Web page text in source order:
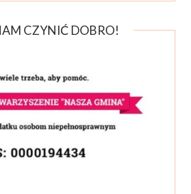
CZYNIĆ DOBRO!